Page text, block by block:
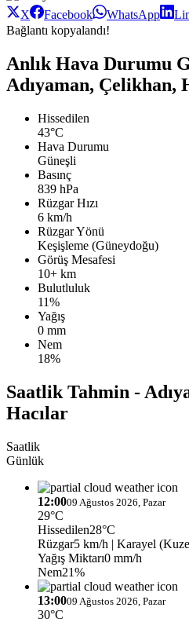
X Facebook WhatsApp
Bağlantı kopyalandı!
Anlık Hava Durumu
Adıyaman, Çelikhan,
Hissedilen
43°C
Hava Durumu
Güneşli
Basınç
839 hPa
Rüzgar Hızı
6 km/h
Rüzgar Yönü
Keşişleme (Güneydoğu)
Görüş Mesafesi
10+ km
Bulutluluk
11%
Yağış
0 mm
Nem
18%
Saatlik Tahmin -
Hacılar
Saatlik
Günlük
12:0009 Ağustos 2026, Pazar
29°C
Hissedilen28°C
Rüzgar5 km/h | Karayel
Yağış Miktarı0 mm/h
Nem21%
13:0009 Ağustos 2026, Pazar
30°C